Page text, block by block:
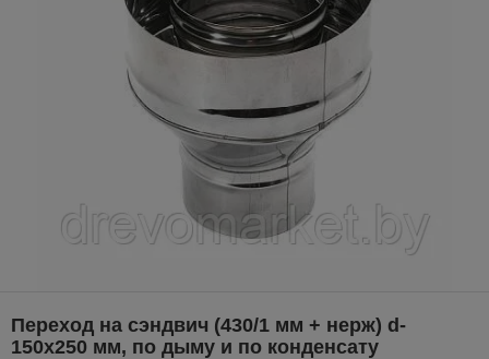
Переход на сэндвич (430/1 мм + нерж) d-
150х250 мм, по дыму и по конденсату